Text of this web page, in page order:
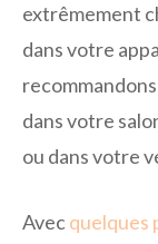
extrêmement
dans votre
dans votre
ou dans votre
Avecquelques